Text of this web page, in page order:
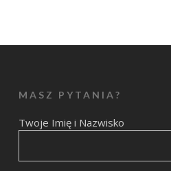
MASZ PYTANIA?
Twoje Imię i Nazwisko